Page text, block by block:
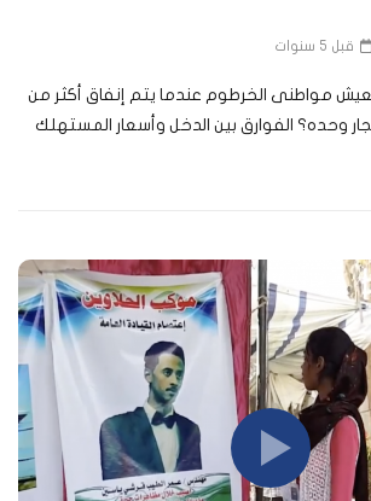
قبل 5 سنوات
2021 كيف يعيش مواطنى الخرطوم عندما يتم إنفاق أكثر من
وحده؟ الفوارق بين الدخل وأسعار المستهلك